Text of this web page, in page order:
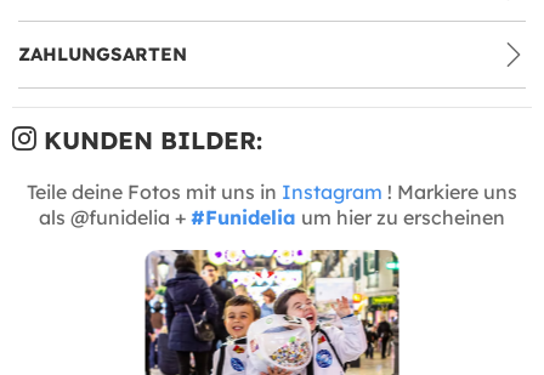
ZAHLUNGSARTEN
KUNDEN BILDER:
Teile deine Fotos mit uns in Instagram ! Markiere uns
als @funidelia + #Funidelia um hier zu erscheinen